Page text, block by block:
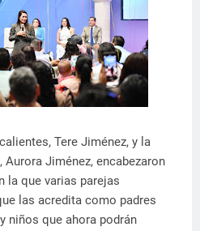
Tere Jiménez, y la
Aurora Jiménez, encabezaron
la que varias parejas
las acredita como padres
niños que ahora podrán